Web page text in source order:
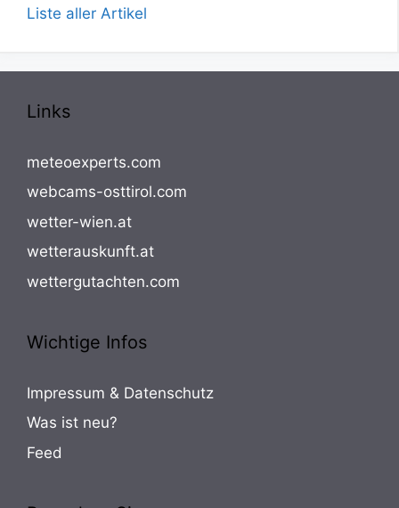
Liste aller Artikel
Links
meteoexperts.com
webcams-osttirol.com
wetter-wien.at
wetterauskunft.at
wettergutachten.com
Wichtige Infos
Impressum & Datenschutz
Was ist neu?
Feed